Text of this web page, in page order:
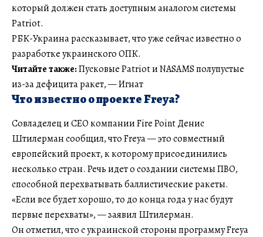
который должен стать доступным аналогом системы
Patriot.
РБК-Украина рассказывает, что уже сейчас известно о
разработке украинского ОПК.
Читайте также:Пусковые Patriot и NASAMS полупустые
из-за дефицита ракет, — Игнат
Что известно о проекте Freya?
Совладелец и CEO компании Fire Point Денис
Штилерман сообщил, что Freya — это совместный
европейский проект, к которому присоединились
несколько стран. Речь идет о создании системы ПВО,
способной перехватывать баллистические ракеты.
«Если все будет хорошо, то до конца года у нас будут
первые перехваты», — заявил Штилерман.
Он отметил, что с украинской стороны программу Freya